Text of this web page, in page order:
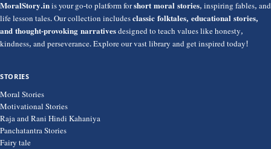
MoralStory.inis your go-to platform forshort moral stories, inspiring fables, and
life lesson tales. Our collection includesclassic folktales, educational stories,
and thought-provoking narrativesdesigned to teach values like honesty,
kindness, and perseverance. Explore our vast library and get inspired today!
STORIES
Moral Stories
Motivational Stories
Raja and Rani Hindi Kahaniya
Panchatantra Stories
Fairy tale